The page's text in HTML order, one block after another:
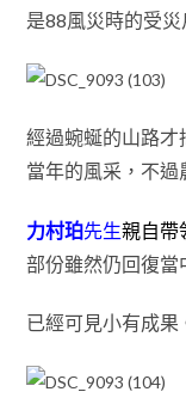
是88風災時的受
經過蜿蜒的山路才
當年的風采 ，不過
力村珀先生親自帶
部份雖然仍回復當
已經可見小有成果